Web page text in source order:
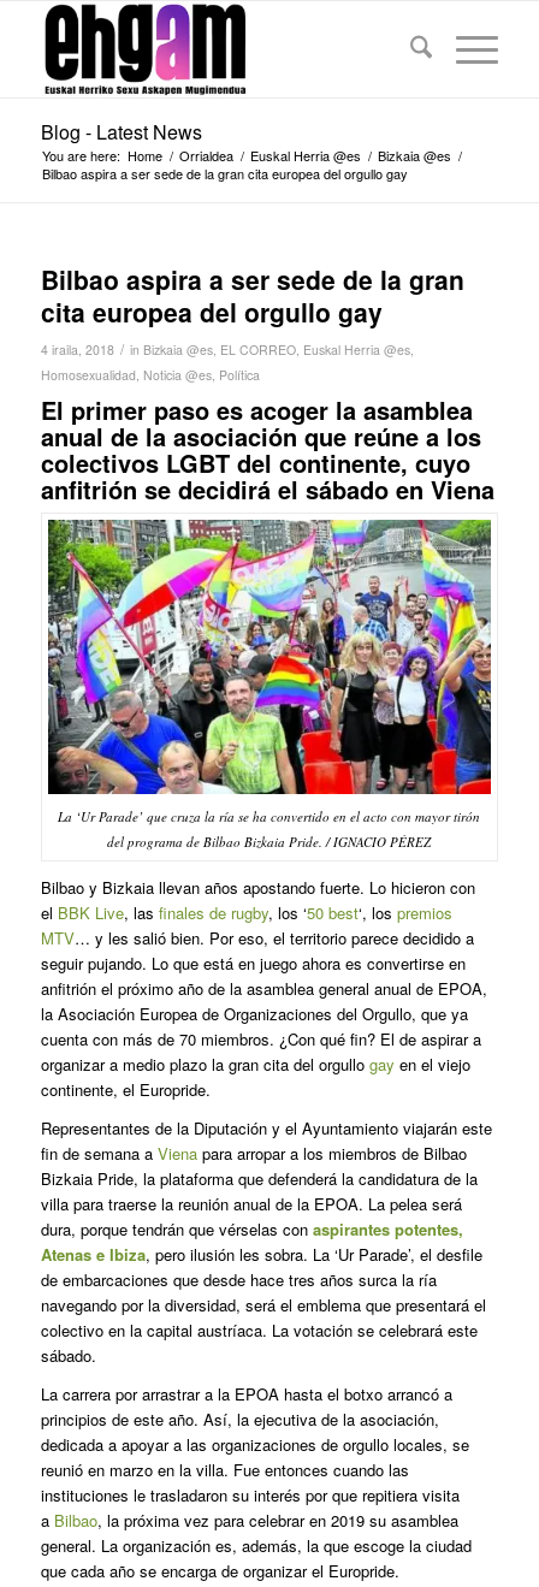
Blog - Latest News
You are here: Home / Orrialdea / Euskal Herria @es / Bizkaia @es /
Bilbao aspira a ser sede de la gran cita europea del orgullo gay
Bilbao aspira a ser sede de la gran
cita europea del orgullo gay
4 iraila, 2018 / in Bizkaia @es, EL CORREO, Euskal Herria @es,
Homosexualidad, Noticia @es, Política
El primer paso es acoger la asamblea
anual de la asociación que reúne a los
colectivos LGBT del continente, cuyo
anfitrión se decidirá el sábado en Viena
La ‘Ur Parade’ que cruza la ría se ha convertido en el acto con mayor tirón
del programa de Bilbao Bizkaia Pride. / IGNACIO PÉREZ
Bilbao y Bizkaia llevan años apostando fuerte. Lo hicieron con
el BBK Live, las finales de rugby, los ‘50 best‘, los premios
MTV… y les salió bien. Por eso, el territorio parece decidido a
seguir pujando. Lo que está en juego ahora es convertirse en
anfitrión el próximo año de la asamblea general anual de EPOA,
la Asociación Europea de Organizaciones del Orgullo, que ya
cuenta con más de 70 miembros. ¿Con qué fin? El de aspirar a
organizar a medio plazo la gran cita del orgullo gay en el viejo
continente, el Europride.
Representantes de la Diputación y el Ayuntamiento viajarán este
fin de semana a Vienapara arropar a los miembros de Bilbao
Bizkaia Pride, la plataforma que defenderá la candidatura de la
villa para traerse la reunión anual de la EPOA. La pelea será
dura, porque tendrán que vérselas con aspirantes potentes,
Atenas e Ibiza, pero ilusión les sobra. La ‘Ur Parade’, el desfile
de embarcaciones que desde hace tres años surca la ría
navegando por la diversidad, será el emblema que presentará el
colectivo en la capital austríaca. La votación se celebrará este
sábado.
La carrera por arrastrar a la EPOA hasta el botxo arrancó a
principios de este año. Así, la ejecutiva de la asociación,
dedicada a apoyar a las organizaciones de orgullo locales, se
reunió en marzo en la villa. Fue entonces cuando las
instituciones le trasladaron su interés por que repitiera visita
a Bilbao, la próxima vez para celebrar en 2019 su asamblea
general. La organización es, además, la que escoge la ciudad
que cada año se encarga de organizar el Europride.